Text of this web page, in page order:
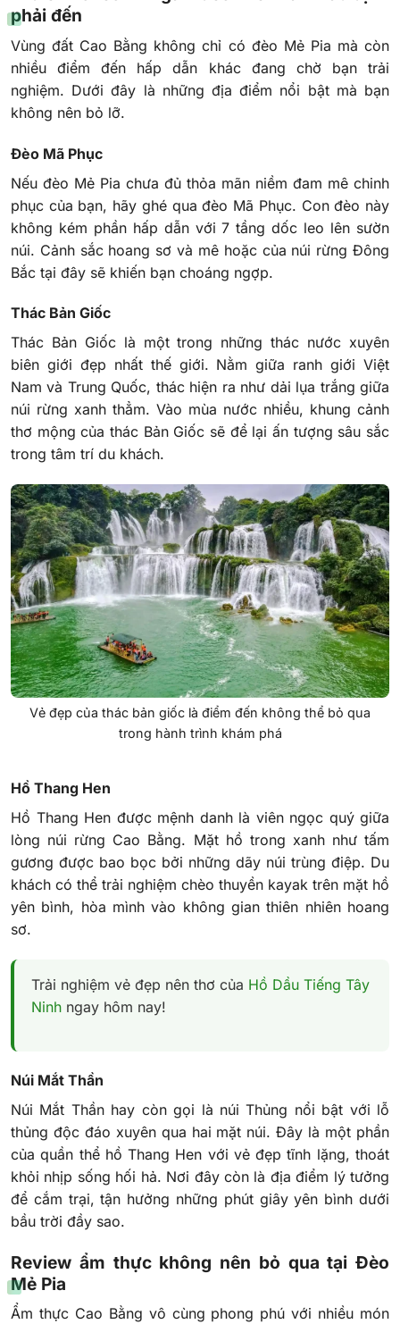
phải đến
Vùng đất Cao Bằng không chỉ có đèo Mẻ Pia mà còn
nhiều điểm đến hấp dẫn khác đang chờ bạn trải
nghiệm. Dưới đây là những địa điểm nổi bật mà bạn
không nên bỏ lỡ.
Đèo Mã Phục
Nếu đèo Mẻ Pia chưa đủ thỏa mãn niềm đam mê chinh
phục của bạn, hãy ghé qua đèo Mã Phục. Con đèo này
không kém phần hấp dẫn với 7 tầng dốc leo lên sườn
núi. Cảnh sắc hoang sơ và mê hoặc của núi rừng Đông
Bắc tại đây sẽ khiến bạn choáng ngợp.
Thác Bản Giốc
Thác Bản Giốc là một trong những thác nước xuyên
biên giới đẹp nhất thế giới. Nằm giữa ranh giới Việt
Nam và Trung Quốc, thác hiện ra như dải lụa trắng giữa
núi rừng xanh thẳm. Vào mùa nước nhiều, khung cảnh
thơ mộng của thác Bản Giốc sẽ để lại ấn tượng sâu sắc
trong tâm trí du khách.
Vẻ đẹp của thác bản giốc là điểm đến không thể bỏ qua
trong hành trình khám phá
Hồ Thang Hen
Hồ Thang Hen được mệnh danh là viên ngọc quý giữa
lòng núi rừng Cao Bằng. Mặt hồ trong xanh như tấm
gương được bao bọc bởi những dãy núi trùng điệp. Du
khách có thể trải nghiệm chèo thuyền kayak trên mặt hồ
yên bình, hòa mình vào không gian thiên nhiên hoang
sơ.
Trải nghiệm vẻ đẹp nên thơ của Hồ Dầu Tiếng Tây
Ninh ngay hôm nay!
Núi Mắt Thần
Núi Mắt Thần hay còn gọi là núi Thủng nổi bật với lỗ
thủng độc đáo xuyên qua hai mặt núi. Đây là một phần
của quần thể hồ Thang Hen với vẻ đẹp tĩnh lặng, thoát
khỏi nhịp sống hối hả. Nơi đây còn là địa điểm lý tưởng
để cắm trại, tận hưởng những phút giây yên bình dưới
bầu trời đầy sao.
Review ẩm thực không nên bỏ qua tại Đèo
Mẻ Pia
Ẩm thực Cao Bằng vô cùng phong phú với nhiều món